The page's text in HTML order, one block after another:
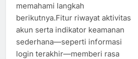
memahami langkah
berikutnya.Fitur riwayat aktivitas
akun serta indikator keamanan
sederhana—seperti informasi
login terakhir—memberi rasa